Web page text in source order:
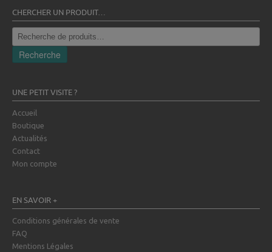
CHERCHER UN PRODUIT…
Recherche
pour :
Recherche
UNE PETIT VISITE ?
Accueil
Boutique
Actualités
Contact
Mon compte
EN SAVOIR +
Conditions générales de vente
FAQ
Mentions Légales